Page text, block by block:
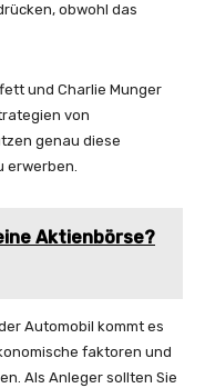
obwohl das
und Charlie Munger
von
genau diese
erwerben.
Aktienbörse?
Automobil kommt es
faktoren und
Als Anleger sollten Sie